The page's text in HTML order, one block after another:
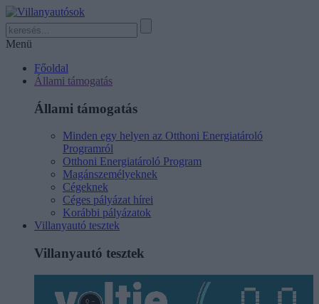
Menü
Főoldal
Állami támogatás
Állami támogatás
Minden egy helyen az Otthoni Energiatároló
Programról
Otthoni Energiatároló Program
Magánszemélyeknek
Cégeknek
Céges pályázat hírei
Korábbi pályázatok
Villanyautó tesztek
Villanyautó tesztek